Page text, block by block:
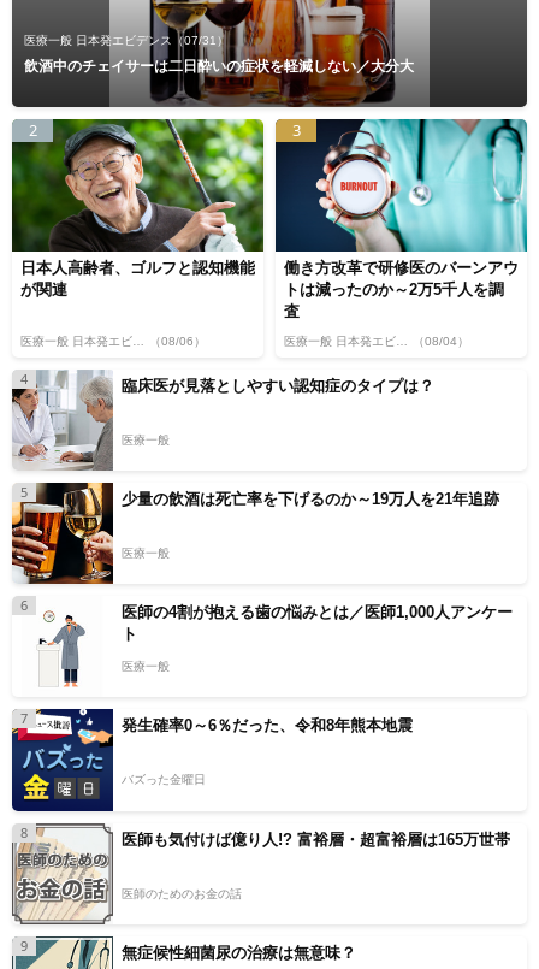
医療一般 日本発エビデンス （07/31）
飲酒中のチェイサーは二日酔いの症状を軽減しない／大分大
2
日本人高齢者、ゴルフと認知機能
が関連
（08/06）
3
働き方改革で研修医のバーンアウ
トは減ったのか～2万5千人を調
査
（08/04）
4 臨床医が見落としやすい認知症のタイプは？
医療一般
5 少量の飲酒は死亡率を下げるのか～19万人を21年追跡
医療一般
6
医師の4割が抱える歯の悩みとは／医師1,000人アンケー
ト
医療一般
7 発生確率0～6％だった、令和8年熊本地震
バズった金曜日
8 医師も気付けば億り人!? 富裕層・超富裕層は165万世帯
医師のためのお金の話
9 無症候性細菌尿の治療は無意味？